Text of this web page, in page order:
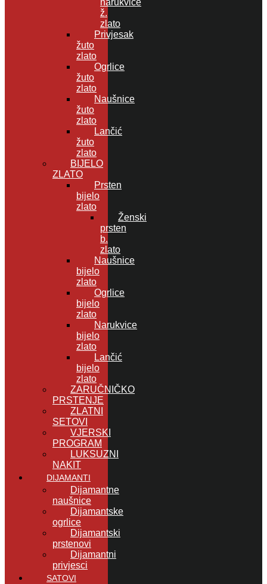
ž.
zlato
Privjesak
žuto
zlato
Ogrlice
žuto
zlato
Naušnice
žuto
zlato
Lančić
žuto
zlato
BIJELO
ZLATO
Prsten
bijelo
zlato
Ženski
prsten
b.
zlato
Naušnice
bijelo
zlato
Ogrlice
bijelo
zlato
Narukvice
bijelo
zlato
Lančić
bijelo
zlato
ZARUČNIČKO
PRSTENJE
ZLATNI
SETOVI
VJERSKI
PROGRAM
LUKSUZNI
NAKIT
DIJAMANTI
Dijamantne
naušnice
Dijamantske
ogrlice
Dijamantski
prstenovi
Dijamantni
privjesci
SATOVI